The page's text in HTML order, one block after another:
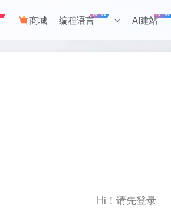
商城 编程语言NEW AI建站NEW
Hi！请先登录